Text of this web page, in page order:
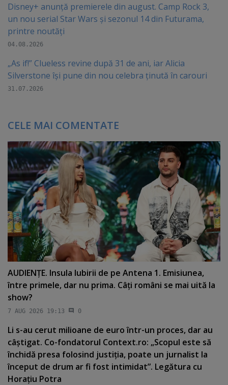
Disney+ anunță premierele din august. Camp Rock 3,
un nou serial Star Wars și sezonul 14 din Futurama,
printre noutăți
04.08.2026
„As if!” Clueless revine după 31 de ani, iar Alicia
Silverstone își pune din nou celebra ținută în carouri
31.07.2026
CELE MAI COMENTATE
AUDIENŢE. Insula Iubirii de pe Antena 1. Emisiunea,
între primele, dar nu prima. Câţi români se mai uită la
show?
7 AUG 2026 19:13 0
Li s-au cerut milioane de euro într-un proces, dar au
câştigat. Co-fondatorul Context.ro: „Scopul este să
închidă presa folosind justiţia, poate un jurnalist la
început de drum ar fi fost intimidat”. Legătura cu
Horaţiu Potra